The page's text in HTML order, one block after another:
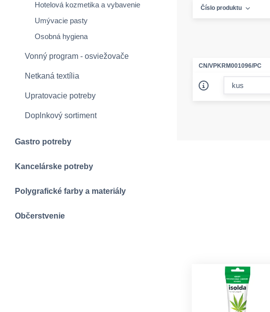
Hotelová kozmetika a vybavenie
Umývacie pasty
Osobná hygiena
Vonný program - osviežovače
Netkaná textília
Upratovacie potreby
Doplnkový sortiment
Gastro potreby
Kancelárske potreby
Polygrafické farby a materiály
Občerstvenie
Číslo produktu
CN/VPKRM001096/PC